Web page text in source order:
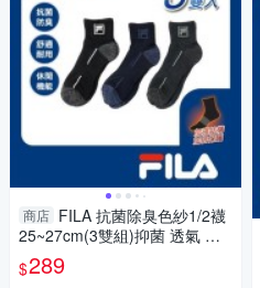
商店 FILA 抗菌除臭色紗1/2襪
25~27cm(3雙組)抑菌 透氣 毛
巾底 足弓輕壓 保暖 運動 健康
襪 襪子【愛買】
$289